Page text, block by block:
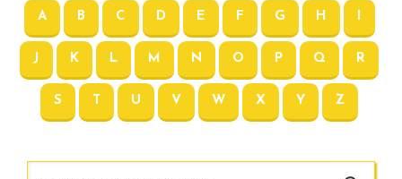
A B C D E F G H I
J K L M N O P Q R
S T U V W X Y Z